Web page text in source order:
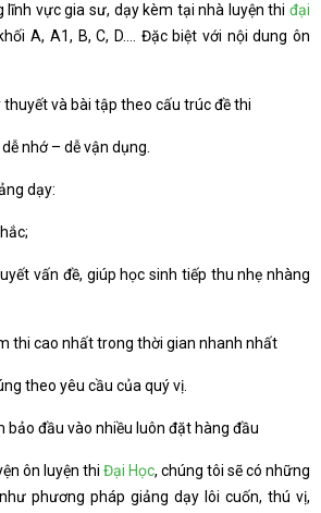
vực gia sư, dạy kèm tại nhà luyện thi đại
A, A1, B, C, D…. Đặc biệt với nội dung ôn
thuyết và bài tập theo cấu trúc đề thi
nhớ – dễ vận dụng.
dạy:
vấn đề, giúp học sinh tiếp thu nhẹ nhàng
thi cao nhất trong thời gian nhanh nhất
theo yêu cầu của quý vị.
bảo đầu vào nhiều luôn đặt hàng đầu
ôn luyện thi Đại Học, chúng tôi sẽ có những
phương pháp giảng dạy lôi cuốn, thú vị,